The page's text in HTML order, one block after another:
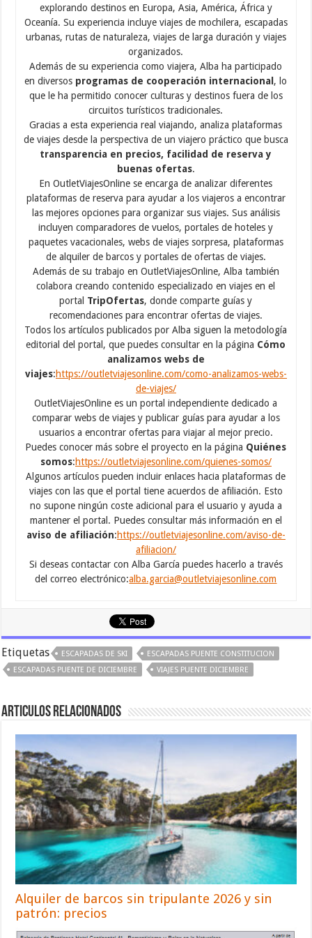
explorando destinos en Europa, Asia, América, África y
Oceanía. Su experiencia incluye viajes de mochilera, escapadas
urbanas, rutas de naturaleza, viajes de larga duración y viajes
organizados.
Además de su experiencia como viajera, Alba ha participado
en diversos programas de cooperación internacional , lo
que le ha permitido conocer culturas y destinos fuera de los
circuitos turísticos tradicionales.
Gracias a esta experiencia real viajando, analiza plataformas
de viajes desde la perspectiva de un viajero práctico que busca
transparencia en precios, facilidad de reserva y
buenas ofertas.
En OutletViajesOnline se encarga de analizar diferentes
plataformas de reserva para ayudar a los viajeros a encontrar
las mejores opciones para organizar sus viajes. Sus análisis
incluyen comparadores de vuelos, portales de hoteles y
paquetes vacacionales, webs de viajes sorpresa, plataformas
de alquiler de barcos y portales de ofertas de viajes.
Además de su trabajo en OutletViajesOnline, Alba también
colabora creando contenido especializado en viajes en el
portal TripOfertas, donde comparte guías y
recomendaciones para encontrar ofertas de viajes.
Todos los artículos publicados por Alba siguen la metodología
editorial del portal, que puedes consultar en la página Cómo
analizamos webs de
viajes:https://outletviajesonline.com/como-analizamos-webs-
de-viajes/
OutletViajesOnline es un portal independiente dedicado a
comparar webs de viajes y publicar guías para ayudar a los
usuarios a encontrar ofertas para viajar al mejor precio.
Puedes conocer más sobre el proyecto en la página Quiénes
somos:https://outletviajesonline.com/quienes-somos/
Algunos artículos pueden incluir enlaces hacia plataformas de
viajes con las que el portal tiene acuerdos de afiliación. Esto
no supone ningún coste adicional para el usuario y ayuda a
mantener el portal. Puedes consultar más información en el
aviso de afiliación:https://outletviajesonline.com/aviso-de-
afiliacion/
Si deseas contactar con Alba García puedes hacerlo a través
del correo electrónico:alba.garcia@outletviajesonline.com
Etiquetas ESCAPADAS DE SKI
ESCAPADAS PUENTE CONSTITUCION
ESCAPADAS PUENTE DE DICIEMBRE
VIAJES PUENTE DICIEMBRE
Articulos relacionados
Alquiler de barcos sin tripulante 2026 y sin
patrón: precios